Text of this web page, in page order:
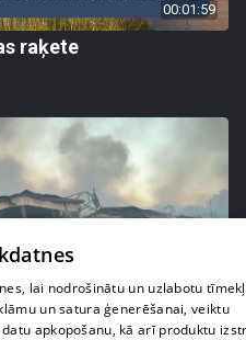
00:01:59
raķete
lai nodrošinātu un uzlabotu
un satura ģenerēšanai, veiktu
apkopošanu, kā arī produktu